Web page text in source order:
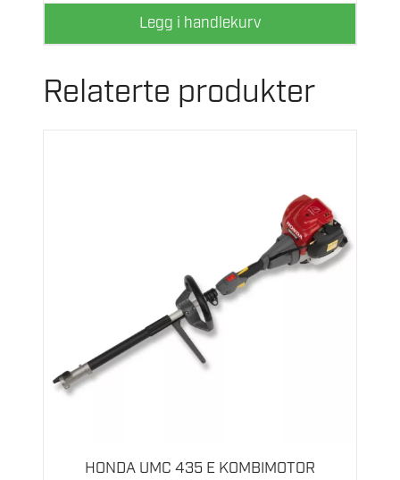
Legg i handlekurv
Relaterte produkter
HONDA UMC 435 E KOMBIMOTOR